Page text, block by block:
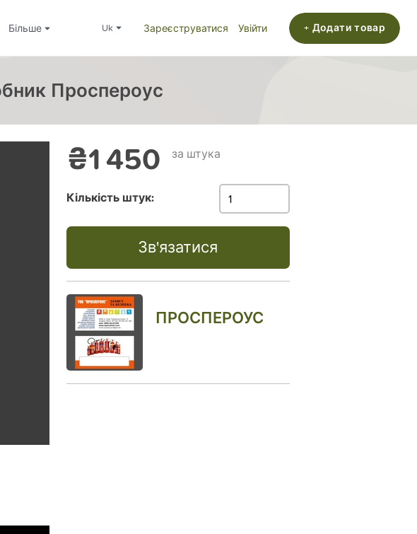
Більше uk Зареєструватися Увійти + Додати товар
Проспероус
₴1 450 за штука
Кількість штук:
Зв'язатися
ПРОСПЕРОУС